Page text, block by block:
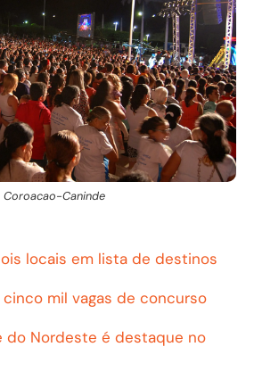
Coroacao-Caninde
locais em lista de destinos
cinco mil vagas de concurso
do Nordeste é destaque no